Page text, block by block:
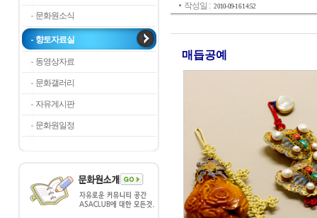
문화원소식
향토자료실
동영상자료
문화갤러리
자유게시판
문화원일정
작성일 : 2010-09-16 14:52
매듭공예